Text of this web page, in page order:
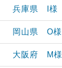
】 兵庫県 I様
】 岡山県 O様
】 大阪府 M様